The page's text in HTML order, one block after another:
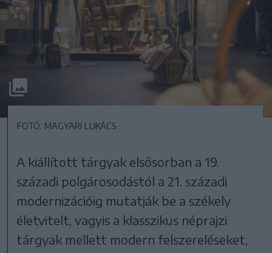
FOTÓ: MAGYARI LUKÁCS
A kiállított tárgyak elsősorban a 19.
századi polgárosodástól a 21. századi
modernizációig mutatják be a székely
életvitelt, vagyis a klasszikus néprajzi
tárgyak mellett modern felszereléseket,